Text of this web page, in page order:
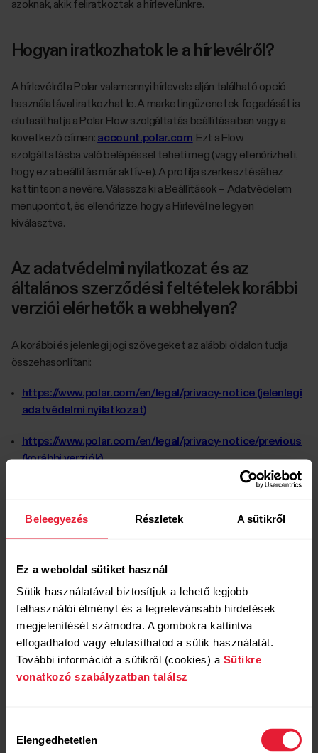
Beleegyezés Részletek A sütikről
Ez a weboldal sütiket használ
Sütik használatával biztosítjuk a lehető legjobb
felhasználói élményt és a legrelevánsabb hirdetések
megjelenítését számodra. A gombokra kattintva
elfogadhatod vagy elutasíthatod a sütik használatát.
További információt a sütikről (cookies) a Sütikre
vonatkozó szabályzatban találsz
kiválasztása
Elengedhetetlen
azoknak, akik feliratkoztak a hírlevelünkre.
Hogyan iratkozhatok le a hírlevélről?
A hírlevélről a Polar valamennyi hírlevele alján található opció
használatával iratkozhat le. A marketingüzenetek fogadását is
elutasíthatja a Polar Flow szolgáltatás beállításaiban vagy a
következő címen: account.polar.com. Ezt a Flow
szolgáltatásba való belépéssel teheti meg (vagy ellenőrizheti,
hogy ez a beállítás már aktív-e). A profilja szerkesztéséhez
kattintson a nevére. Válassza ki a Beállítások – Adatvédelem
menüpontot, és ellenőrizze, hogy a Hírlevél ne legyen
kiválasztva.
Az adatvédelmi nyilatkozat és az
általános szerződési feltételek korábbi
verziói elérhetők a webhelyen?
A korábbi és jelenlegi jogi szövegeket az alábbi oldalon tudja
összehasonlítani:
https://www.polar.com/en/legal/privacy-notice (jelenlegi
adatvédelmi nyilatkozat)
https://www.polar.com/en/legal/privacy-notice/previous
(korábbi verziók)
https://www.polar.com/en/legal/terms-of-use (jelenlegi
https://www.polar.com/en/legal/terms-of-use/previous
Milyen hozzájárulásokat kell adnom?
Ezek a hozzájárulások nemcsak azért szükségesek, mert
számos ország adatvédelmi jogszabályai előírják, hanem azért
is, mert segítenek Önnek megérteni, hogyan használjuk adatait.
bonthatók. Ezek a Polar szolgáltatásainak használatához